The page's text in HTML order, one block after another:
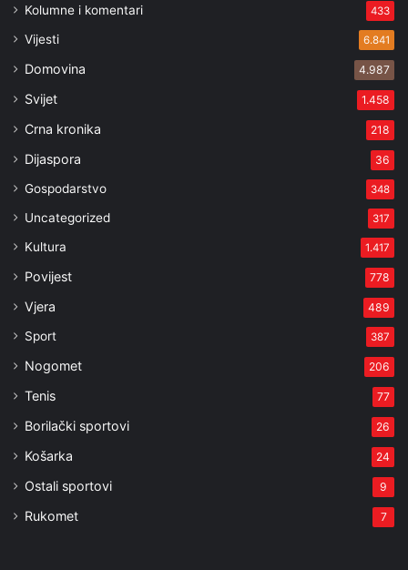
Kolumne i komentari 433
Vijesti 6.841
Domovina 4.987
Svijet 1.458
Crna kronika 218
Dijaspora 36
Gospodarstvo 348
Uncategorized 317
Kultura 1.417
Povijest 778
Vjera 489
Sport 387
Nogomet 206
Tenis 77
Borilački sportovi 26
Košarka 24
Ostali sportovi 9
Rukomet 7